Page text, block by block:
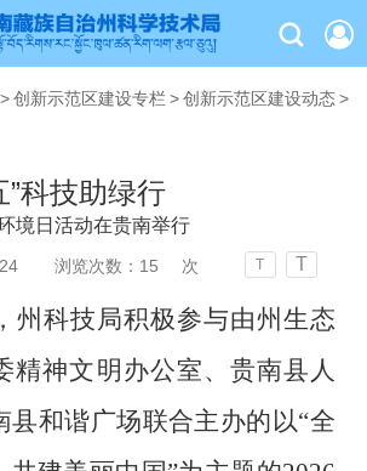
> 创新示范区建设专栏 > 创新示范区建设动态 >
”科技助绿行
日活动在贵南举行
浏览次数： 15 次 T T
州科技局积极参与由州生态
精神文明办公室、贵南县人
县和谐广场联合主办的 以“全